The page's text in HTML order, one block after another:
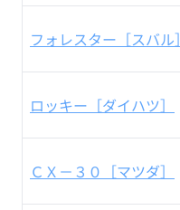
フォレスター［スバル］
ロッキー［ダイハツ］
ＣＸ－３０［マツダ］